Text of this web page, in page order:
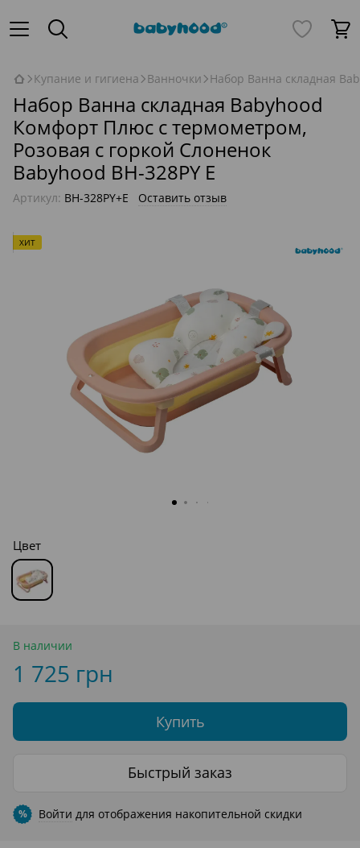
Купание и гигиена Ванночки Набор Ванна складная
Набор Ванна складная Babyhood
Комфорт Плюс с термометром,
Розовая с горкой Слоненок
Babyhood BH-328PY E
Артикул: BH-328PY+E Оставить отзыв
ХИТ
Цвет
В наличии
1 725 грн
Купить
Быстрый заказ
% Войти для отображения накопительной скидки